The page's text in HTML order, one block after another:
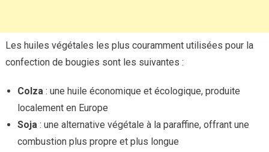
Les huiles végétales les plus couramment utilisées pour la
confection de bougies sont les suivantes :
Colza: une huile économique et écologique, produite
localement en Europe
Soja: une alternative végétale à la paraffine, offrant une
combustion plus propre et plus longue